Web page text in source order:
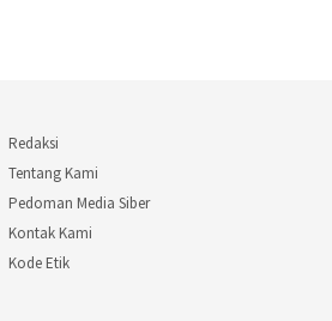
Redaksi
Tentang Kami
Pedoman Media Siber
Kontak Kami
Kode Etik